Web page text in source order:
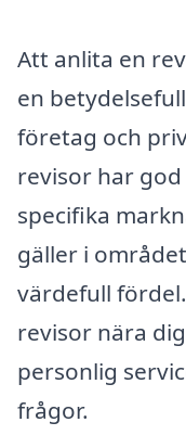
Att anlita en
en
företag och
revisor har
specifika
gäller i
värdefull
revisor nära
personlig
frågor.